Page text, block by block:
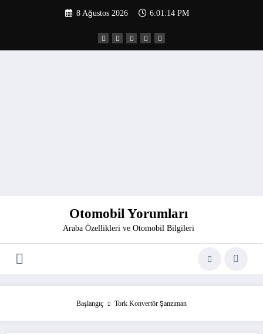
8 Ağustos 2026 6:01:14 PM
Otomobil Yorumları
Araba Özellikleri ve Otomobil Bilgileri
Başlangıç Tork Konvertör Şanzıman